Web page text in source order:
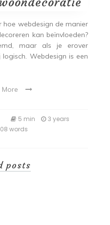
hoe webdesign de manier
kan beïnvloeden?
maar als je erover
Webdesign is een
More
5 min
3 years
words
posts